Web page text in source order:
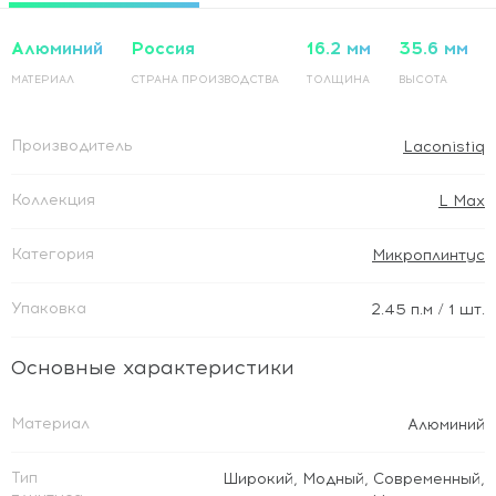
Алюминий
МАТЕРИАЛ
Россия
СТРАНА ПРОИЗВОДСТВА
16.2 мм
ТОЛЩИНА
35.6 мм
ВЫСОТА
Производитель Laconistiq
Коллекция L Max
Категория Микроплинтус
Упаковка 2.45 п.м / 1 шт.
Основные характеристики
Материал Алюминий
Тип
Широкий, Модный, Современный,